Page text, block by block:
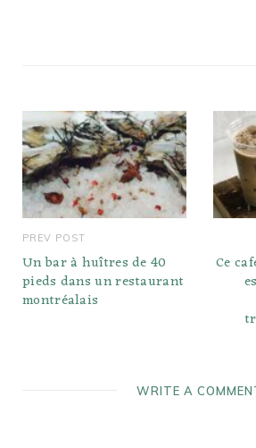
PREV POST
Un bar à huîtres de 40
pieds dans un restaurant
montréalais
Ce
WRITE A